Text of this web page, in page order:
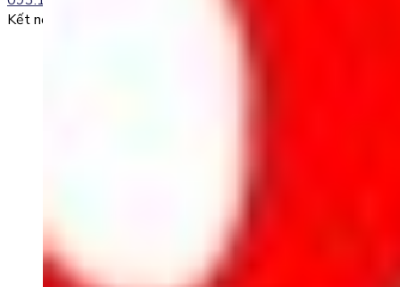
Kết nối với chúng tôi